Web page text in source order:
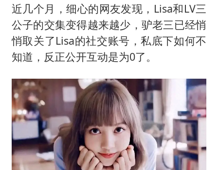
近几个月，细心的网友发现，Lisa和LV三
公子的交集变得越来越少，驴老三已经悄
悄取关了Lisa的社交账号，私底下如何不
知道，反正公开互动是为0了。